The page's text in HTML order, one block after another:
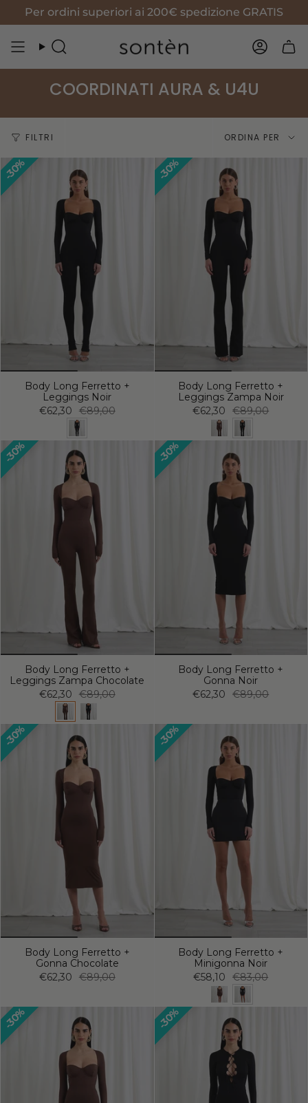
Per ordini superiori ai 200€ spedizione GRATIS
Cerca
COORDINATI AURA & U4U
FILTRI
Ordina
per
ORDINA PER
30%
Body Long Ferretto +
Leggings Noir
€62,30
€89,00
30%
Body Long Ferretto +
Leggings Zampa Noir
€62,30
€89,00
30%
Body Long Ferretto +
Leggings Zampa Chocolate
€62,30
€89,00
30%
Body Long Ferretto +
Gonna Noir
€62,30
€89,00
30%
Body Long Ferretto +
Gonna Chocolate
€62,30
€89,00
30%
Body Long Ferretto +
Minigonna Noir
€58,10
€83,00
30% 30%